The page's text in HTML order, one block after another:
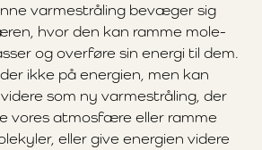
varmestråling bevæger sig
hvor den kan ramme mole-
og overføre sin energi til dem.
ikke på energien, men kan
som ny varmestråling, der
vores atmosfære eller ramme
eller give energien videre